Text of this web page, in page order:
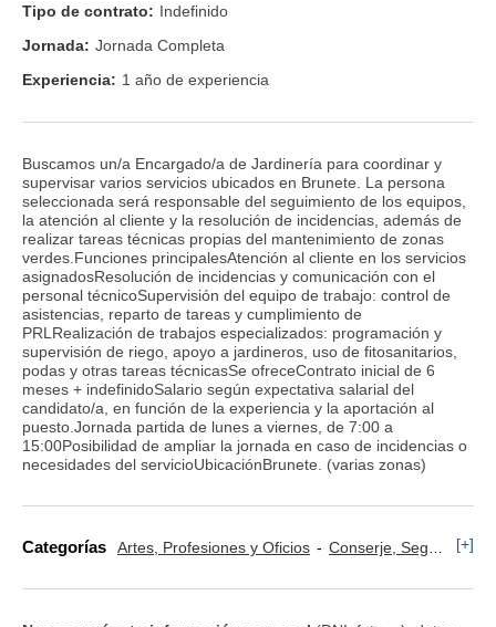
Tipo de contrato: Indefinido
Jornada: Jornada Completa
Experiencia: 1 año de experiencia
Buscamos un/a Encargado/a de Jardinería para coordinar y
supervisar varios servicios ubicados en Brunete. La persona
seleccionada será responsable del seguimiento de los equipos,
la atención al cliente y la resolución de incidencias, además de
realizar tareas técnicas propias del mantenimiento de zonas
verdes.Funciones principalesAtención al cliente en los servicios
asignadosResolución de incidencias y comunicación con el
personal técnicoSupervisión del equipo de trabajo: control de
asistencias, reparto de tareas y cumplimiento de
PRLRealización de trabajos especializados: programación y
supervisión de riego, apoyo a jardineros, uso de fitosanitarios,
podas y otras tareas técnicasSe ofreceContrato inicial de 6
meses + indefinidoSalario según expectativa salarial del
candidato/a, en función de la experiencia y la aportación al
puesto.Jornada partida de lunes a viernes, de 7:00 a
15:00Posibilidad de ampliar la jornada en caso de incidencias o
necesidades del servicioUbicaciónBrunete. (varias zonas)
Categorías Artes, Profesiones y Oficios Conserje, Seguridad y Control de Accesos [+]